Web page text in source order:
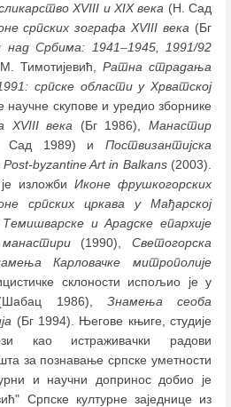
XVIII и XIX века (Н. Сад
српских зографа XVIII века (Бг
над Србима: 1941–1945, 1991/92
Тимотијевић, Ратна страдања
српске области у Хрватској
научне скупове и уредио зборнике
XVIII века (Бг 1986),Манастир
Сад 1989) иПоствизантијска
Post-byzantine Art in Balkans(2003).
изложби Иконе фрушкогорских
српских цркава у Мађарској
и Арадске епархије
(1990), Светогорска
Карловачке митрополије
склоности испољио је у
1986), Знамења сеоба
(Бг 1994). Његове књиге, студије
као истраживачки радови
за познавање српске уметности
и научни допринос добио је
Српске културне заједнице из